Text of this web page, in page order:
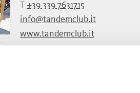
T +39 339 7631715
info@tandemclub.it
www.tandemclub.it